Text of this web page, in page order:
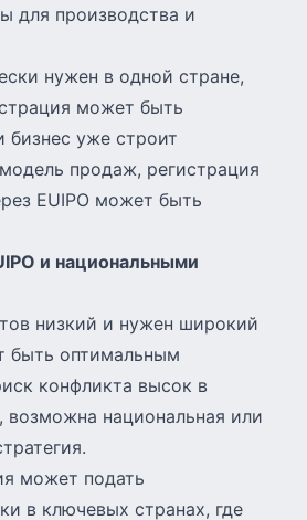
для производства и
нужен в одной стране,
может быть
бизнес уже строит
продаж, регистрация
EUIPO может быть
и национальными
низкий и нужен широкий
быть оптимальным
конфликта высок в
возможна национальная или
может подать
в ключевых странах, где